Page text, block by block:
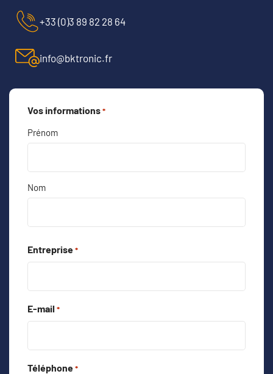
+33 (0)3 89 82 28 64
info@bktronic.fr
Vos informations *
Prénom
Nom
Entreprise *
E-mail *
Téléphone *